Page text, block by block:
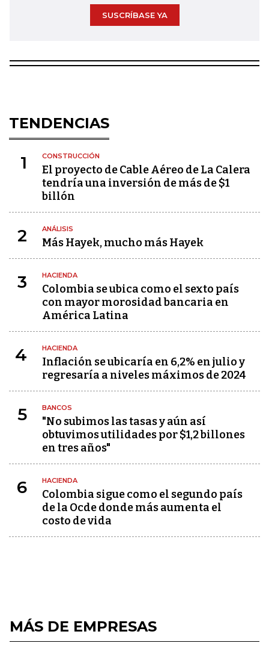
SUSCRÍBASE YA
TENDENCIAS
1 CONSTRUCCIÓN
El proyecto de Cable Aéreo de La Calera
tendría una inversión de más de $1
billón
2 ANÁLISIS
Más Hayek, mucho más Hayek
3 HACIENDA
Colombia se ubica como el sexto país
con mayor morosidad bancaria en
América Latina
4 HACIENDA
Inflación se ubicaría en 6,2% en julio y
regresaría a niveles máximos de 2024
5 BANCOS
"No subimos las tasas y aún así
obtuvimos utilidades por $1,2 billones
en tres años"
6 HACIENDA
Colombia sigue como el segundo país
de la Ocde donde más aumenta el
costo de vida
MÁS DE EMPRESAS